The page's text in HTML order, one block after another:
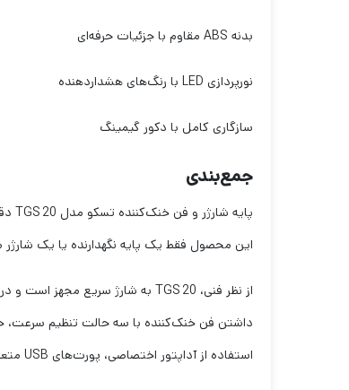
بدنه ABS مقاوم با جزئیات حرفه‌ای
نورپردازی LED با رنگ‌های هشداردهنده
سازگاری کامل با دکور گیمینگ
جمع‌بندی
پایه شارژر و فن خنک‌کننده تسکو مدل TGS 20 دقیقاً همان چیزی‌ست که جای خالی‌اش در کنار PS5 شما احساس می‌شد.
این محصول فقط یک پایه نگهدارنده یا یک
از نظر فنی، TGS 20 به شارژ سریع مجهز است و در کمتر از دو ساعت، دو کنترلر را به‌صورت هم‌زمان شارژ می‌کند.
داشتن فن خنک‌کننده با سه حالت تنظیم سرعت،
استفاده از آداپتور اختصاصی، پورت‌های USB متعدد و حفاظت‌های چندلایه امنیتی، آن را به گزینه‌ای قابل اطمینان برای مصرف روزانه تبدیل کرده است.